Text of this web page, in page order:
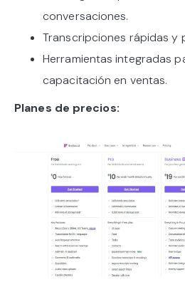
conversaciones.
Transcripciones rápidas y
Herramientas integradas
capacitación en ventas.
Planes de precios: